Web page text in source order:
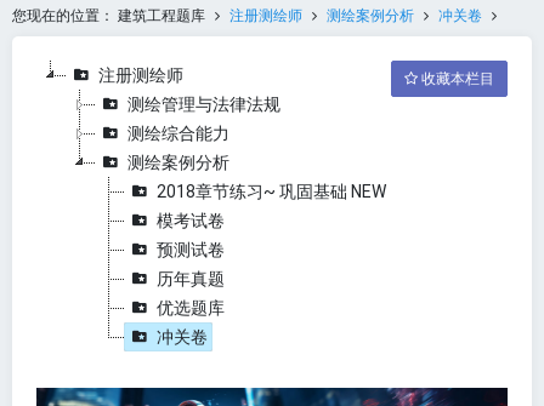
您现在的位置： 建筑工程题库 注册测绘师 测绘案例分析 冲关卷
收藏本栏目
注册测绘师
测绘管理与法律法规
测绘综合能力
测绘案例分析
2018章节练习~ 巩固基础 NEW
模考试卷
预测试卷
历年真题
优选题库
冲关卷